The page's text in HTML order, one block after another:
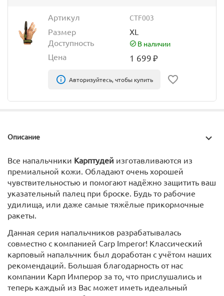
Артикул CTF003
Размер
XL
Доступность
В наличии
Цена 1 699₽
Авторизуйтесь, чтобы купить
Описание
Все напальчники Карптудей изготавливаются из
премиальной кожи. Обладают очень хорошей
чувствительностью и помогают надёжно защитить ваш
указательный палец при броске. Будь то рабочие
удилища, или даже самые тяжёлые прикормочные
ракеты.
Данная серия напальчников разрабатывалась
совместно с компанией Carp Imperor! Классический
карповый напальчник был доработан с учётом наших
рекомендаций. Большая благодарность от нас
компании Карп Имперор за то, что прислушались и
теперь каждый из Вас может иметь идеальный